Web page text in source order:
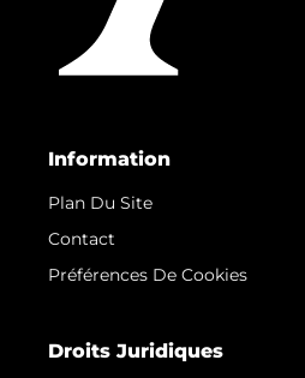
Information
Plan Du Site
Contact
Préférences De Cookies
Droits Juridiques